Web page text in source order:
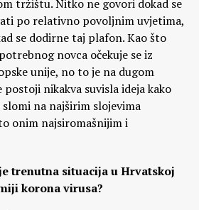
tržištu. Nitko ne govori dokad se
po relativno povoljnim uvjetima,
se dodirne taj plafon. Kao što
novca očekuje se iz
unije, no to je na dugom
nikakva suvisla ideja kako
na najširim slojevima
onim najsiromašnijim i
trenutna situacija u Hrvatskoj
korona virusa?